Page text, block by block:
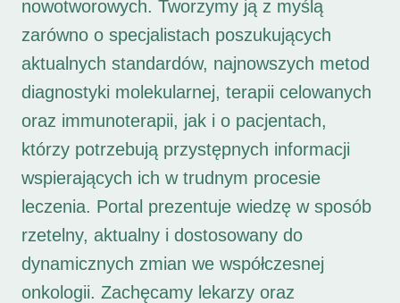
nowotworowych. Tworzymy ją z myślą
zarówno o specjalistach poszukujących
aktualnych standardów, najnowszych metod
diagnostyki molekularnej, terapii celowanych
oraz immunoterapii, jak i o pacjentach,
którzy potrzebują przystępnych informacji
wspierających ich w trudnym procesie
leczenia. Portal prezentuje wiedzę w sposób
rzetelny, aktualny i dostosowany do
dynamicznych zmian we współczesnej
onkologii. Zachęcamy lekarzy oraz